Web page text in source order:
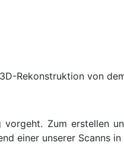
Rekonstruktion von
Zum erstellen
einer unserer Scanns in